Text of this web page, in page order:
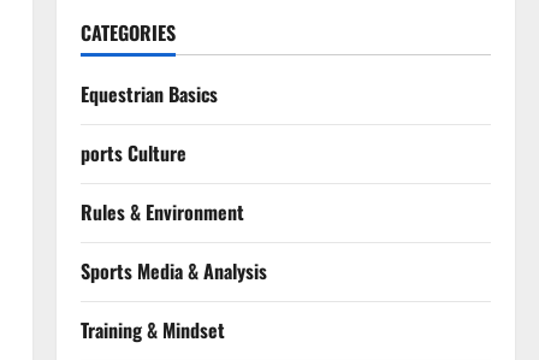
CATEGORIES
Equestrian Basics
ports Culture
Rules & Environment
Sports Media & Analysis
Training & Mindset